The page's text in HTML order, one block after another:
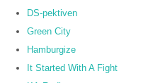
DS-pektiven
Green City
Hamburgize
It Started With A Fight